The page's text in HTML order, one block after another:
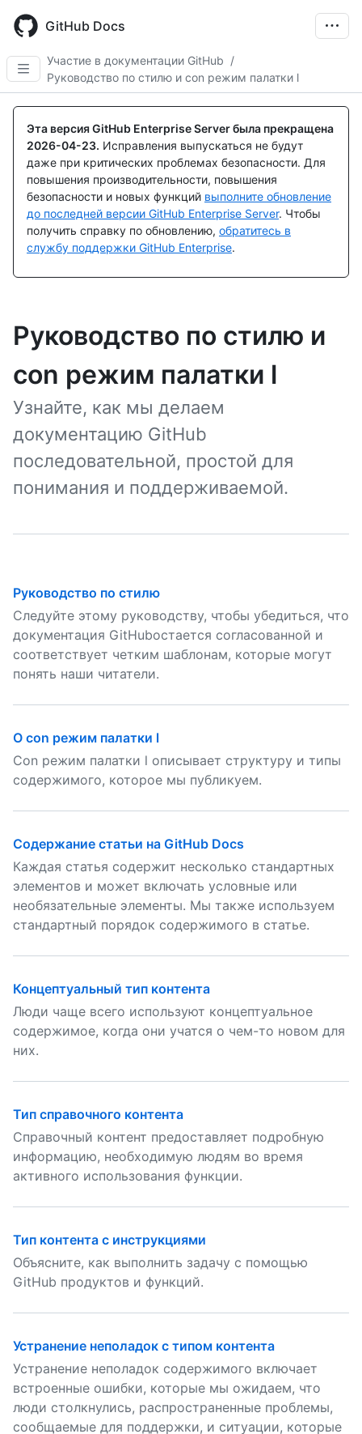
main
content
GitHub Docs
Участие в документации GitHub /
Руководство по стилю и con режим палатки l
Эта версия GitHub Enterprise Server была прекращена
2026-04-23. Исправления выпускаться не будут
даже при критических проблемах безопасности. Для
повышения производительности, повышения
безопасности и новых функций выполните обновление
до последней версии GitHub Enterprise Server. Чтобы
получить справку по обновлению, обратитесь в
службу поддержки GitHub Enterprise.
Руководство по стилю и
con режим палатки l
Узнайте, как мы делаем
документацию GitHub
последовательной, простой для
понимания и поддерживаемой.
Руководство по стилю
Следуйте этому руководству, чтобы убедиться, что
документация GitHubостается согласованной и
соответствует четким шаблонам, которые могут
понять наши читатели.
О con режим палатки l
Con режим палатки l описывает структуру и типы
содержимого, которое мы публикуем.
Содержание статьи на GitHub Docs
Каждая статья содержит несколько стандартных
элементов и может включать условные или
необязательные элементы. Мы также используем
стандартный порядок содержимого в статье.
Концептуальный тип контента
Люди чаще всего используют концептуальное
содержимое, когда они учатся о чем-то новом для
них.
Тип справочного контента
Справочный контент предоставляет подробную
информацию, необходимую людям во время
активного использования функции.
Тип контента с инструкциями
Объясните, как выполнить задачу с помощью
GitHub продуктов и функций.
Устранение неполадок с типом контента
Устранение неполадок содержимого включает
встроенные ошибки, которые мы ожидаем, что
люди столкнулись, распространенные проблемы,
сообщаемые для поддержки, и ситуации, которые